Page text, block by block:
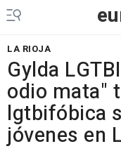
LA RIOJA
Gylda
odio mata"
lgtbifóbica
jóvenes en